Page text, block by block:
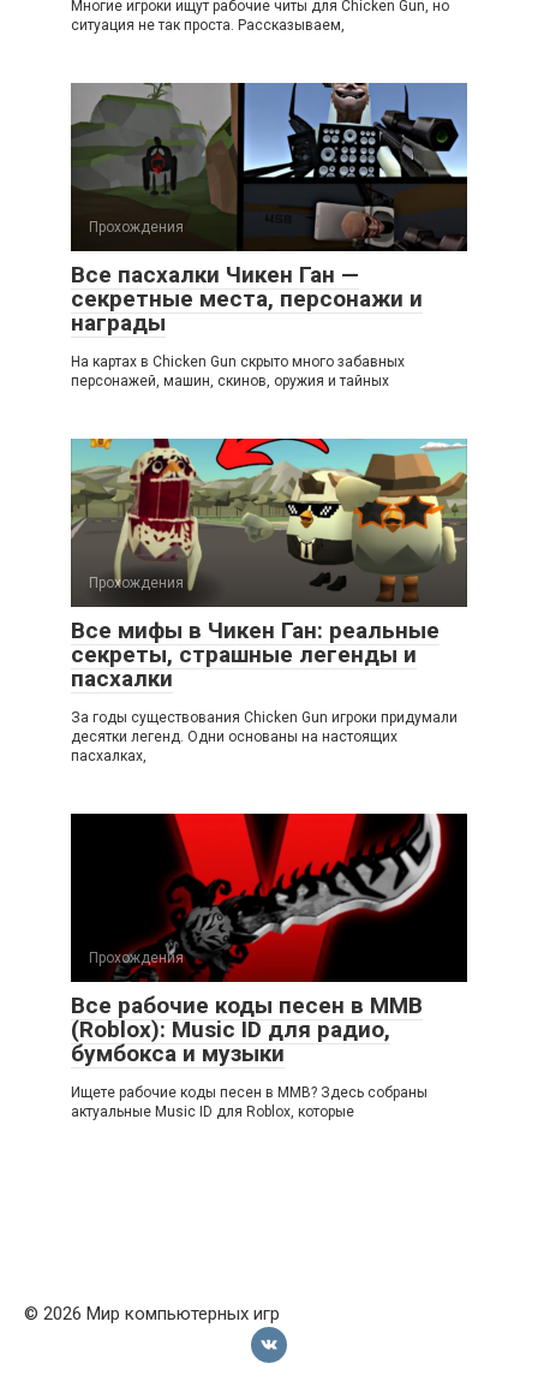
Многие игроки ищут рабочие читы для Chicken Gun, но
ситуация не так проста. Рассказываем,
Прохождения
Все пасхалки Чикен Ган —
секретные места, персонажи и
награды
На картах в Chicken Gun скрыто много забавных
персонажей, машин, скинов, оружия и тайных
Прохождения
Все мифы в Чикен Ган: реальные
секреты, страшные легенды и
пасхалки
За годы существования Chicken Gun игроки придумали
десятки легенд. Одни основаны на настоящих
пасхалках,
Прохождения
Все рабочие коды песен в ММВ
(Roblox): Music ID для радио,
бумбокса и музыки
Ищете рабочие коды песен в ММВ? Здесь собраны
актуальные Music ID для Roblox, которые
© 2026 Мир компьютерных игр